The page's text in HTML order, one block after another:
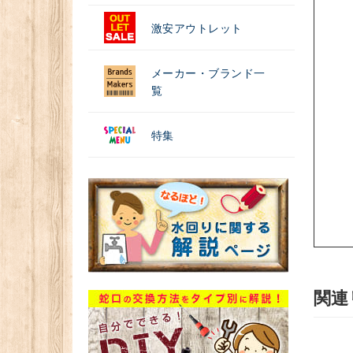
激安アウトレット
メーカー・ブランド一
覧
特集
関